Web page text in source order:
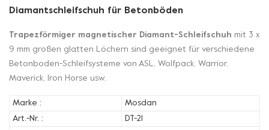
Diamantschleifschuh für Betonböden
Trapezförmiger magnetischer Diamant-Schleifschuh mit 3 x
9 mm großen glatten Löchern sind geeignet für verschiedene
Betonboden-Schleifsysteme von ASL, Wolfpack, Warrior,
Maverick, Iron Horse usw.
Marke :
Mosdan
Art.-Nr. :
DT-21